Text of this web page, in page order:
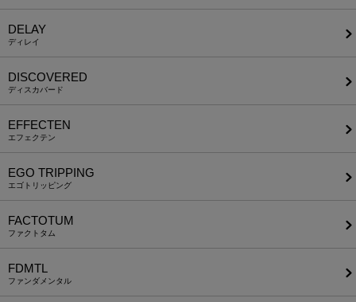
DELAY
ディレイ
DISCOVERED
ディスカバード
EFFECTEN
エフェクテン
EGO TRIPPING
エゴトリッピング
FACTOTUM
ファクトタム
FDMTL
ファンダメンタル